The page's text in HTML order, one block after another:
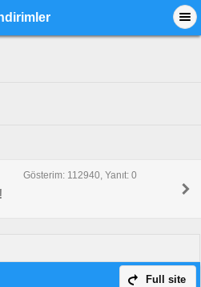
Gösterim: 112940, Yanıt: 0
Full site